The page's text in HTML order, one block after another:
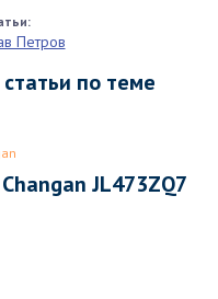
Петров
по теме
JL473ZQ7